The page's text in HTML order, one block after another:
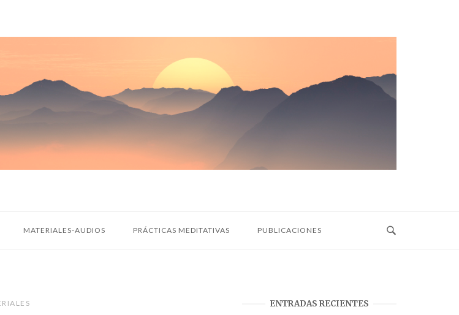
MATERIALES-AUDIOS PRÁCTICAS MEDITATIVAS PUBLICACIONES
ENTRADAS RECIENTES